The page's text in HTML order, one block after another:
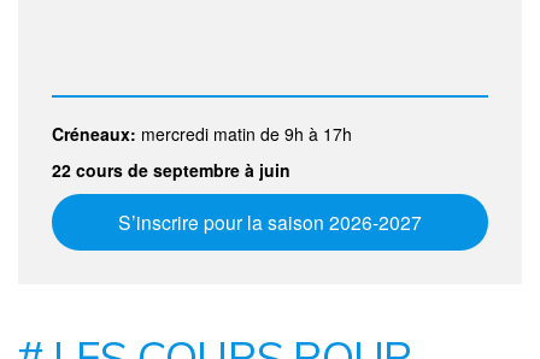
Créneaux: mercredi matin de 9h à 17h
22 cours de septembre à juin
S’inscrire pour la saison 2026-2027